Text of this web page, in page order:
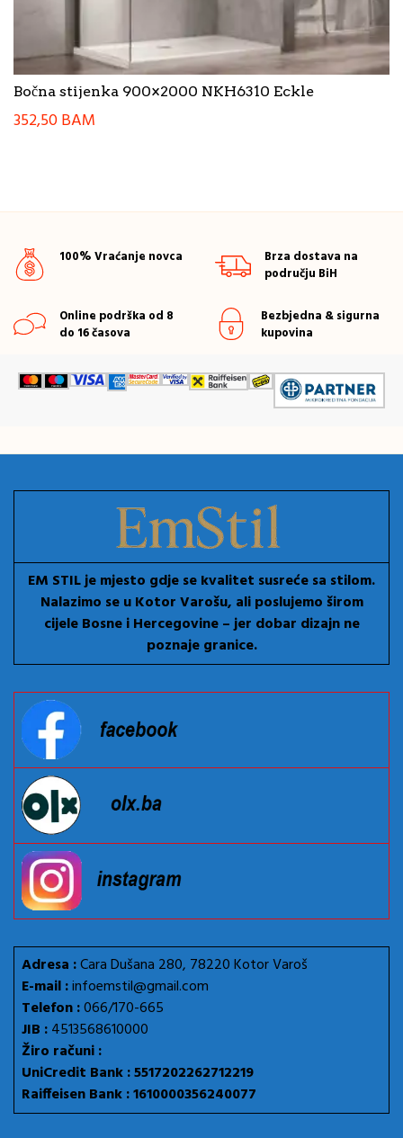
Bočna stijenka 900×2000 NKH6310 Eckle
352,50BAM
100% Vraćanje novca
Brza dostava na
području BiH
Online podrška od 8
do 16 časova
Bezbjedna & sigurna
kupovina
EM STIL je mjesto gdje se kvalitet susreće sa stilom.
Nalazimo se u Kotor Varošu, ali poslujemo širom
cijele Bosne i Hercegovine – jer dobar dizajn ne
poznaje granice.
Adresa :Cara Dušana 280, 78220 Kotor Varoš
E-mail :infoemstil@gmail.com
Telefon :066/170-665
JIB :4513568610000
Žiro računi :
UniCredit Bank : 5517202262712219
Raiffeisen Bank : 1610000356240077